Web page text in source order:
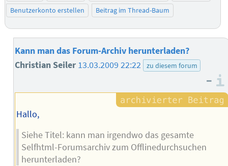
Benutzerkonto erstellen
Beitrag im Thread-Baum
Kann man das Forum-Archiv herunterladen?
Christian Seiler 13.03.2009 22:22 zu diesem forum
–
Hallo,
Siehe Titel: kann man irgendwo das gesamte
Selfhtml-Forumsarchiv zum Offlinedurchsuchen
herunterladen?